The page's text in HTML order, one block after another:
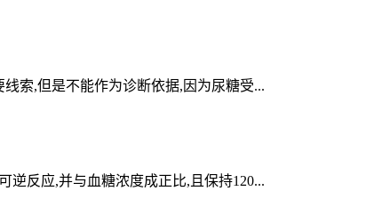
索,但是不能作为诊断依据,因为尿糖受...
逆反应,并与血糖浓度成正比,且保持120...